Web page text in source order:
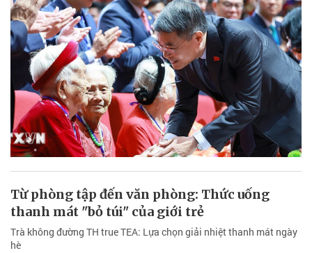
Từ phòng tập đến văn phòng: Thức uống
thanh mát "bỏ túi" của giới trẻ
Trà không đường TH true TEA: Lựa chọn giải nhiệt thanh mát ngày
hè